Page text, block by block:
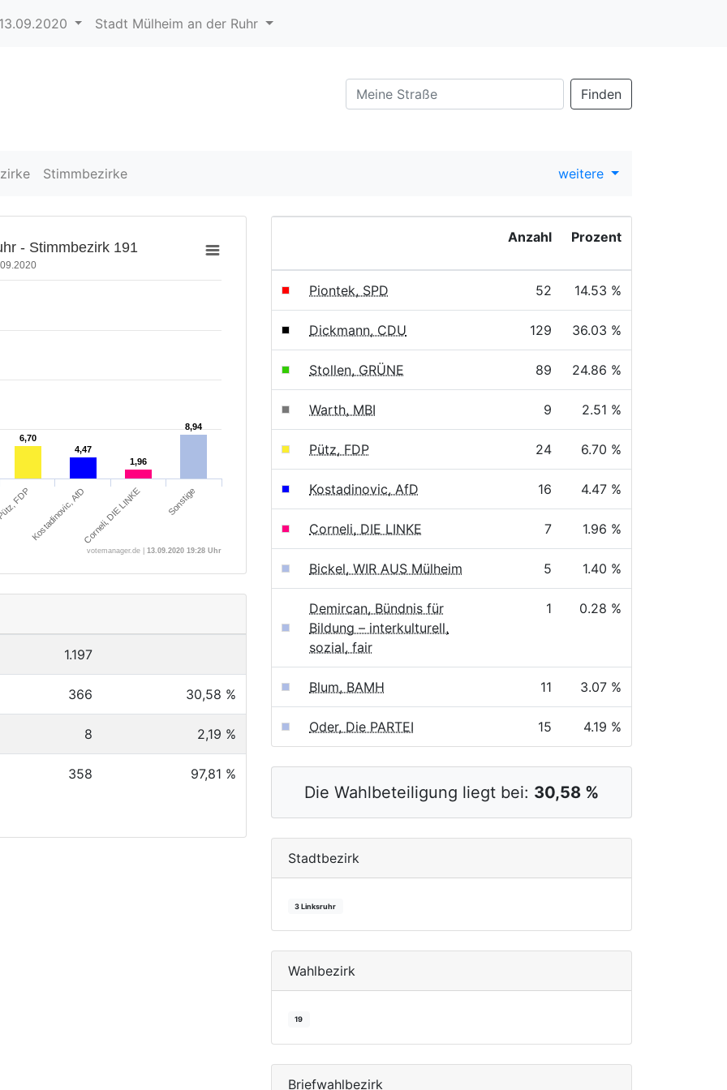
13.09.2020 Stadt Mülheim an der Ruhr
Finden
Stimmbezirke weitere
- Stimmbezirk 191
6,70
6,70
4,47
4,47
1,96
1,96
8,94
8,94
FDP Kostadinovic, AfDCorneli, DIE LINKE Sonstige
votemanager.de | 13.09.2020 19:28 Uhr
1.197
366 30,58 %
8 2,19 %
358 97,81 %
Anzahl Prozent
Piontek, SPD 52 14.53 %
Dickmann, CDU 129 36.03 %
Stollen, GRÜNE 89 24.86 %
Warth, MBI 9 2.51 %
Pütz, FDP 24 6.70 %
Kostadinovic, AfD 16 4.47 %
Corneli, DIE LINKE 7 1.96 %
Bickel, WIR AUS Mülheim 5 1.40 %
Demircan, Bündnis für
Bildung – interkulturell,
sozial, fair
1 0.28 %
Blum, BAMH 11 3.07 %
Oder, Die PARTEI 15 4.19 %
Die Wahlbeteiligung liegt bei: 30,58 %
Stadtbezirk
3 Linksruhr
Wahlbezirk
19
Briefwahlbezirk